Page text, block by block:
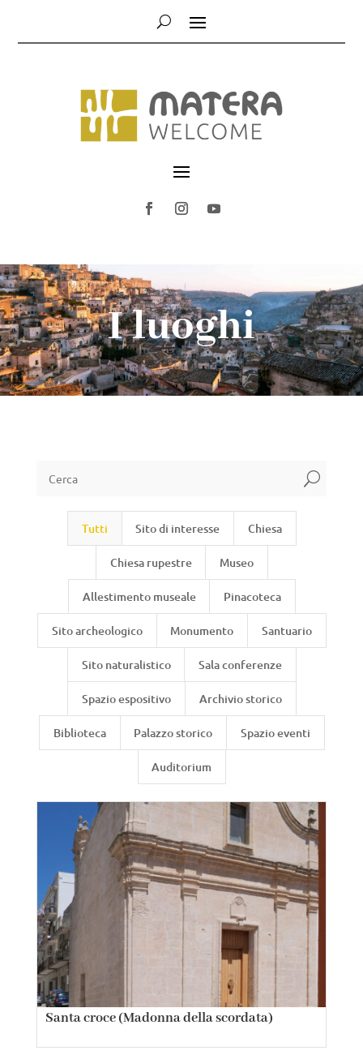
I luoghi
U
Tutti Sito di interesse Chiesa
Chiesa rupestre Museo
Allestimento museale Pinacoteca
Sito archeologico Monumento Santuario
Sito naturalistico Sala conferenze
Spazio espositivo Archivio storico
Biblioteca Palazzo storico Spazio eventi
Auditorium
Santa croce (Madonna della scordata)